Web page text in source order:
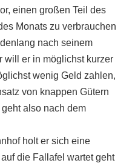
einen großen Teil des
Monats zu verbrauchen
nach seinem
will er in möglichst kurzer
wenig Geld zahlen,
von knappen Gütern
also nach dem
holt er sich eine
die Fallafel wartet geht